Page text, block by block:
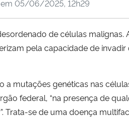
05/06/2025, 12h29
de células malignas.
pela capacidade de
a mutações genéticas nas
federal, “na presença de
se de uma doença